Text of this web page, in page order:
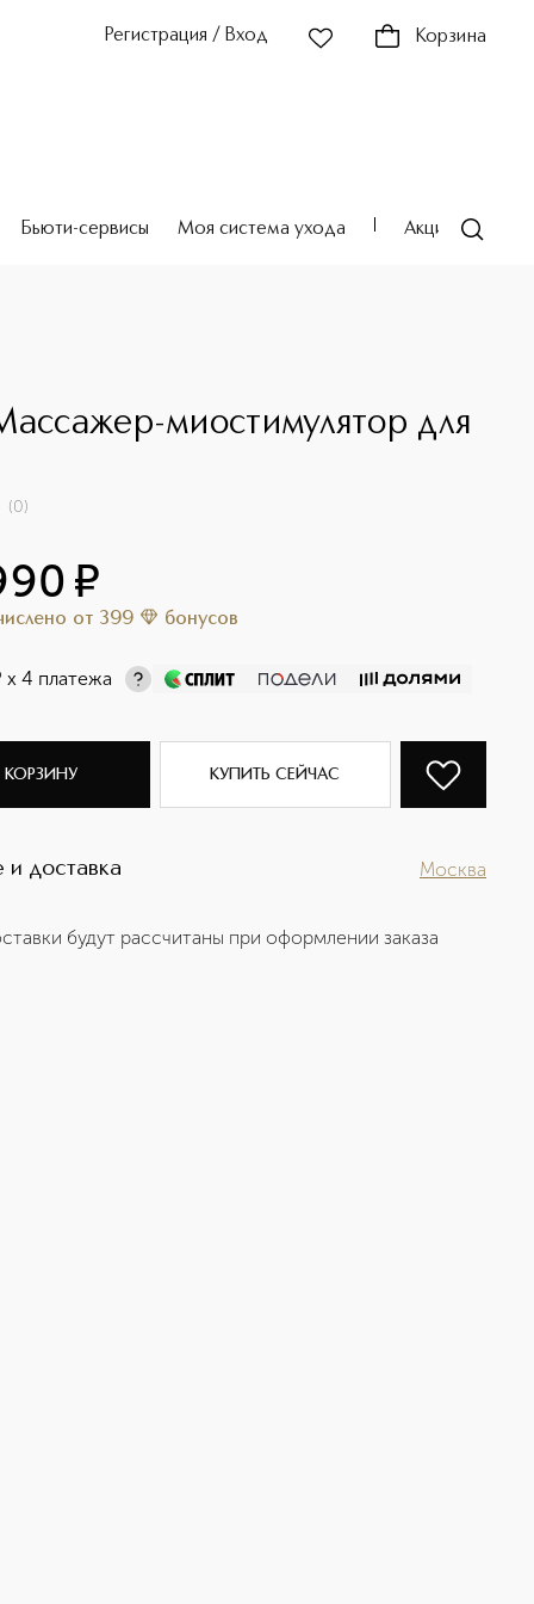
Регистрация / Вход Корзина
Бьюти-сервисы Моя система ухода Акции
миостимулятор для
(0)
¤
от 399 бонусов
х 4 платежа
КОРЗИНУ КУПИТЬ СЕЙЧАС
и доставка Москва
будут рассчитаны при оформлении заказа